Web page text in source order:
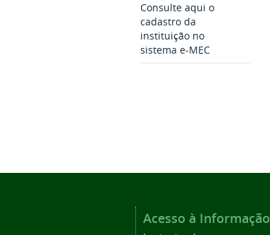
Consulte aqui o
cadastro da
instituição no
sistema e-MEC
Acesso à Informação